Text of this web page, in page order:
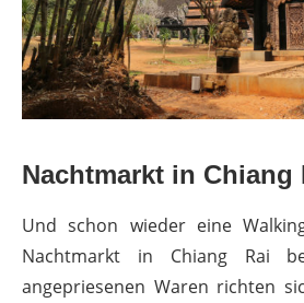
Nachtmarkt in Chiang
Und schon wieder eine
Nachtmarkt in Chiang Rai
angepriesenen Waren richten